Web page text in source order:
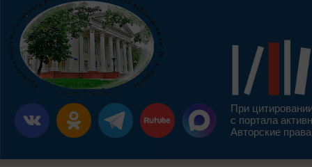
При
с портала
Авторские